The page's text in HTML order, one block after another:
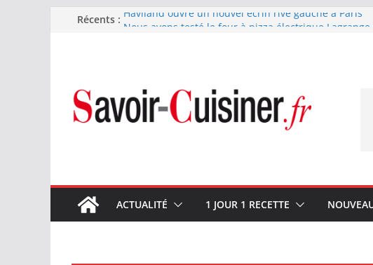
PasserRécents : Haviland ouvre un nouvel écrin rive gauche à Paris
Fête des Pères : le digestif se fait gourmand avec
et Arnaud Larher
Catawiki met aux enchères un whisky japonais
ACTUALITÉ 1 JOUR 1 RECETTE